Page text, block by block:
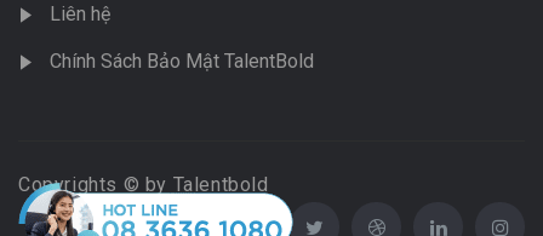
Liên hệ
Chính Sách Bảo Mật TalentBold
Copyrights © by Talentbold